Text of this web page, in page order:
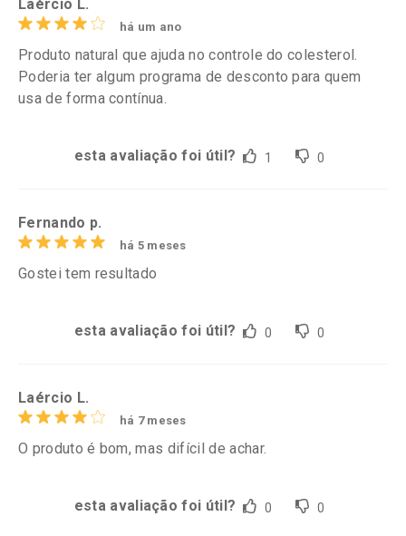
Laércio L.
há um ano
Produto natural que ajuda no controle do colesterol.
Poderia ter algum programa de desconto para quem
usa de forma contínua.
esta avaliação foi útil? 1 0
Fernando p.
há 5 meses
Gostei tem resultado
esta avaliação foi útil? 0 0
Laércio L.
há 7 meses
O produto é bom, mas difícil de achar.
esta avaliação foi útil? 0 0